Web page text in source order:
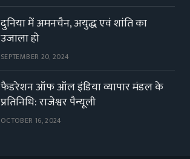
दुनिया में अमनचैन, अयुद्ध एवं शांति का
उजाला हो
SEPTEMBER 20, 2024
फैडरेशन ऑफ ऑल इंडिया व्यापार मंडल के
प्रतिनिधि: राजेश्वर पैन्यूली
OCTOBER 16, 2024